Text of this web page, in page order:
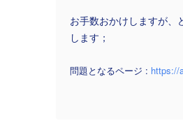
お手数おかけしますが、
します；
問題となるページ : https://